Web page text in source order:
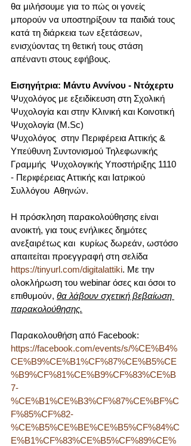
θα μιλήσουμε για το πώς οι γονείς
μπορούν να υποστηρίξουν τα παιδιά τους
κατά τη διάρκεια των εξετάσεων,
ενισχύοντας τη θετική τους στάση
απέναντι στους εφήβους.
Εισηγήτρια: Μάντυ Αννίνου - Ντόχερτυ
Ψυχολόγος με εξειδίκευση στη Σχολική
Ψυχολογία και στην Κλινική και Κοινοτική
Ψυχολογία (Μ.Sc)
Ψυχολόγος  στην Περιφέρεια Αττικής &
Υπεύθυνη Συντονισμού Τηλεφωνικής
Γραμμής  Ψυχολογικής Υποστήριξης 1110
- Περιφέρειας Αττικής και Ιατρικού
Συλλόγου  Αθηνών.
Η πρόσκληση παρακολούθησης είναι
ανοικτή, για τους ενήλικες δημότες
ανεξαιρέτως και  κυρίως δωρεάν, ωστόσο
απαιτείται προεγγραφή στη σελίδα
https://tinyurl.com/digitalattiki. Με την
ολοκλήρωση του webinar όσες και όσοι το
επιθυμούν, θα λάβουν σχετική βεβαίωση
παρακολούθησης.
Παρακολουθήση από Facebook:
https://facebook.com/events/s/%CE%B4%
CE%B9%CE%B1%CF%87%CE%B5%CE
%B9%CF%81%CE%B9%CF%83%CE%B
7-
%CE%B1%CE%B3%CF%87%CE%BF%C
F%85%CF%82-
%CE%B5%CE%BE%CE%B5%CF%84%C
E%B1%CF%83%CE%B5%CF%89%CE%